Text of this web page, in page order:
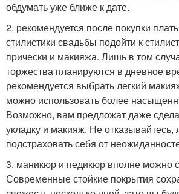
обдумать уже ближе к дате.
2. рекомендуется после покупки
стилистики свадьбы подойти к
прически и макияжа. Лишь в том
торжества планируются в дневное
рекомендуется выбрать легкий
можно использовать более
Возможно, вам предложат даже
укладку и макияж. Не отказывайтесь,
подстраховать себя от
3. маникюр и педикюр вполне можно
Современные стойкие покрытия